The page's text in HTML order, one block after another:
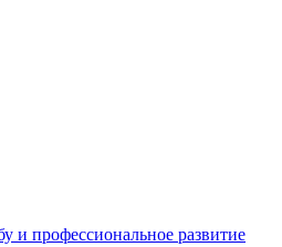
и профессиональное развитие